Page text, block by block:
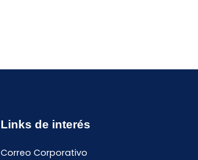
Links de interés
Correo Corporativo